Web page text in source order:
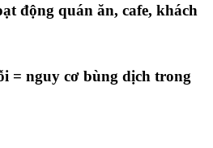
động quán ăn, cafe, khách
= nguy cơ bùng dịch trong